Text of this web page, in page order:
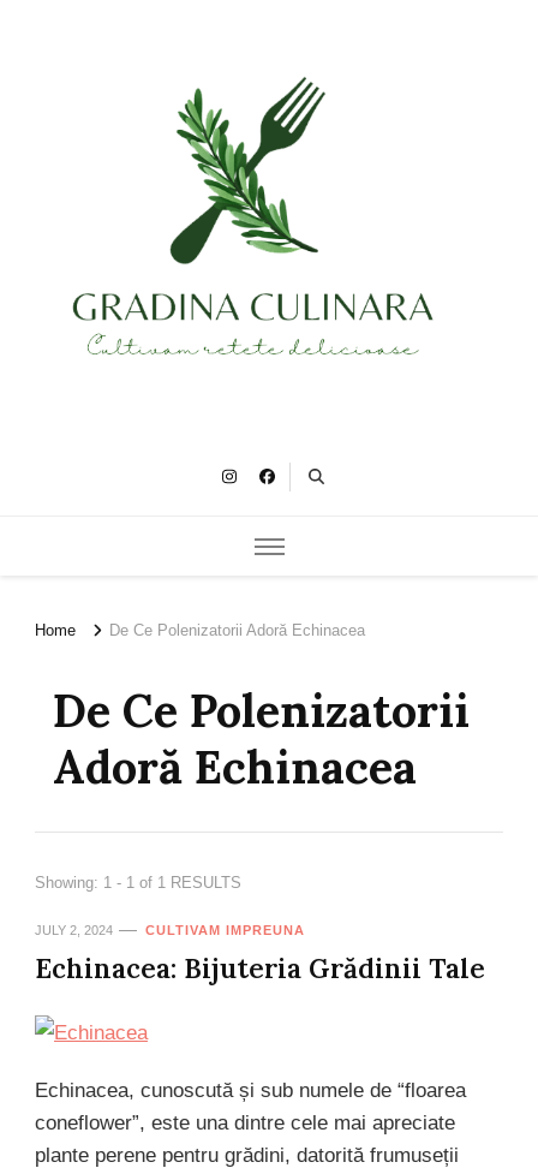
Gradina Culinara
Home De Ce Polenizatorii Adoră Echinacea
De Ce Polenizatorii
Adoră Echinacea
Showing: 1 - 1 of 1 RESULTS
JULY 2, 2024 CULTIVAM IMPREUNA
Echinacea: Bijuteria Grădinii Tale
Echinacea, cunoscută și sub numele de “floarea
coneflower”, este una dintre cele mai apreciate
plante perene pentru grădini, datorită frumuseții